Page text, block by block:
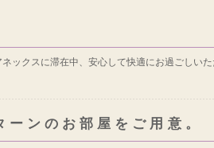
ックスに滞在中、安心して快適にお過ごしいた
ンのお部屋をご用意。